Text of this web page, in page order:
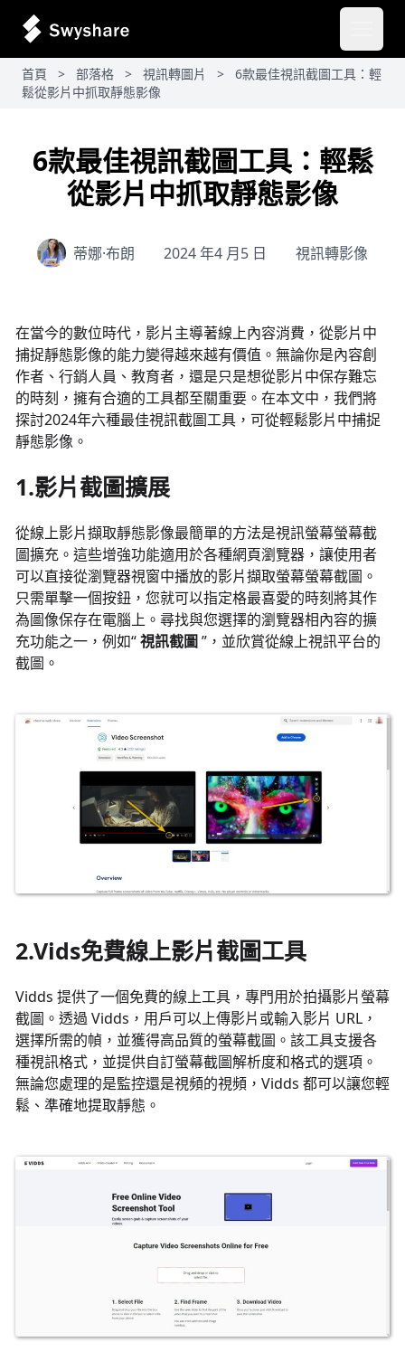
首頁 > 部落格 > 視訊轉圖片 >
6款最佳視訊截圖工具：輕
鬆從影片中抓取靜態影像
6款最佳視訊截圖工具：輕鬆
從影片中抓取靜態影像
蒂娜·布朗 2024 年4 月5 日 視訊轉影像
在當今的數位時代，影片主導著線上內容消費，從影片中
捕捉靜態影像的能力變得越來越有價值。無論你是內容創
作者、行銷人員、教育者，還是只是想從影片中保存難忘
的時刻，擁有合適的工具都至關重要。在本文中，我們將
探討2024年六種最佳視訊截圖工具，可從輕鬆影片中捕捉
靜態影像。
1.影片截圖擴展
從線上影片擷取靜態影像最簡單的方法是視訊螢幕螢幕截
圖擴充。這些增強功能適用於各種網頁瀏覽器，讓使用者
可以直接從瀏覽器視窗中播放的影片擷取螢幕螢幕截圖。
只需單擊一個按鈕，您就可以指定格最喜愛的時刻將其作
為圖像保存在電腦上。尋找與您選擇的瀏覽器相內容的擴
充功能之一，例如“視訊截圖”，並欣賞從線上視訊平台的
截圖。
2.Vids免費線上影片截圖工具
Vidds 提供了一個免費的線上工具，專門用於拍攝影片螢幕
截圖。透過 Vidds，用戶可以上傳影片或輸入影片 URL，
選擇所需的幀，並獲得高品質的螢幕截圖。該工具支援各
種視訊格式，並提供自訂螢幕截圖解析度和格式的選項。
無論您處理的是監控還是視頻的視頻，Vidds 都可以讓您輕
鬆、準確地提取靜態。